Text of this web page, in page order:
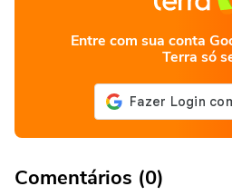
Entre com sua conta
Terra só
Comentários (0)